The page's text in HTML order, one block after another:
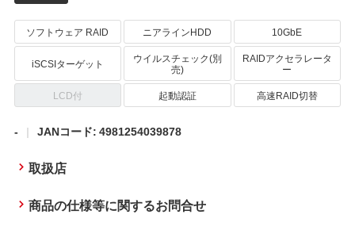
ソフトウェア RAID ニアラインHDD 10GbE
iSCSIターゲット ウイルスチェック(別
売)
RAIDアクセラレータ
ー
LCD付
起動認証 高速RAID切替
- JANコード: 4981254039878
取扱店
商品の仕様等に関するお問合せ